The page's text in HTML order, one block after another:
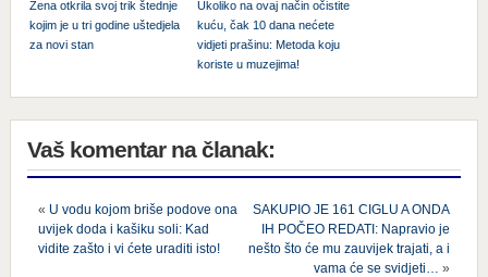
Žena otkrila svoj trik štednje
kojim je u tri godine uštedjela
za novi stan
Ukoliko na ovaj način očistite
kuću, čak 10 dana nećete
vidjeti prašinu: Metoda koju
koriste u muzejima!
Vaš komentar na članak:
« U vodu kojom briše podove ona
uvijek doda i kašiku soli: Kad
vidite zašto i vi ćete uraditi isto!
SAKUPIO JE 161 CIGLU A ONDA
IH POČEO REDATI: Napravio je
nešto što će mu zauvijek trajati, a i
vama će se svidjeti…
»